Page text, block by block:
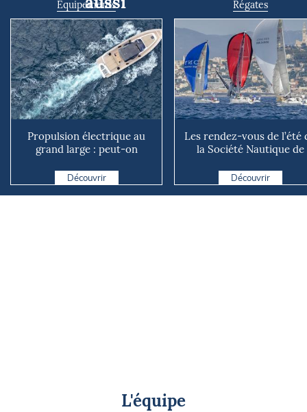
Equipements
Propulsion électrique au
grand large : peut-on
Découvrir
Régates
Les rendez-vous de l’été
la Société Nautique de
Découvrir
L'équipe